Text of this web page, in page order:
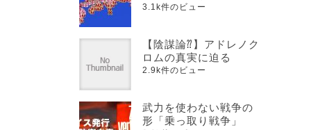
3.1k件のビュー
【陰謀論⁇】アドレノク
ロムの真実に迫る
2.9k件のビュー
武力を使わない戦争の
形「乗っ取り戦争」